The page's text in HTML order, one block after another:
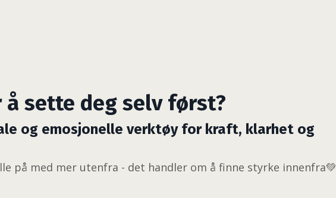
å sette deg selv først?
og emosjonelle verktøy for kraft, klarhet og
på med mer utenfra - det handler om å finne styrke innenfra💚